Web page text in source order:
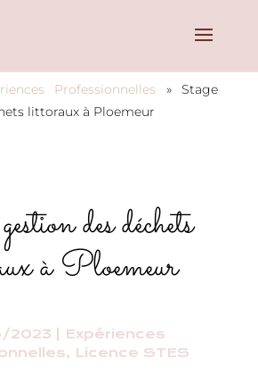
Professionnelles »Stage
littoraux à Ploemeur
des déchets
à Ploemeur
2023
Expériences
, Licence STES